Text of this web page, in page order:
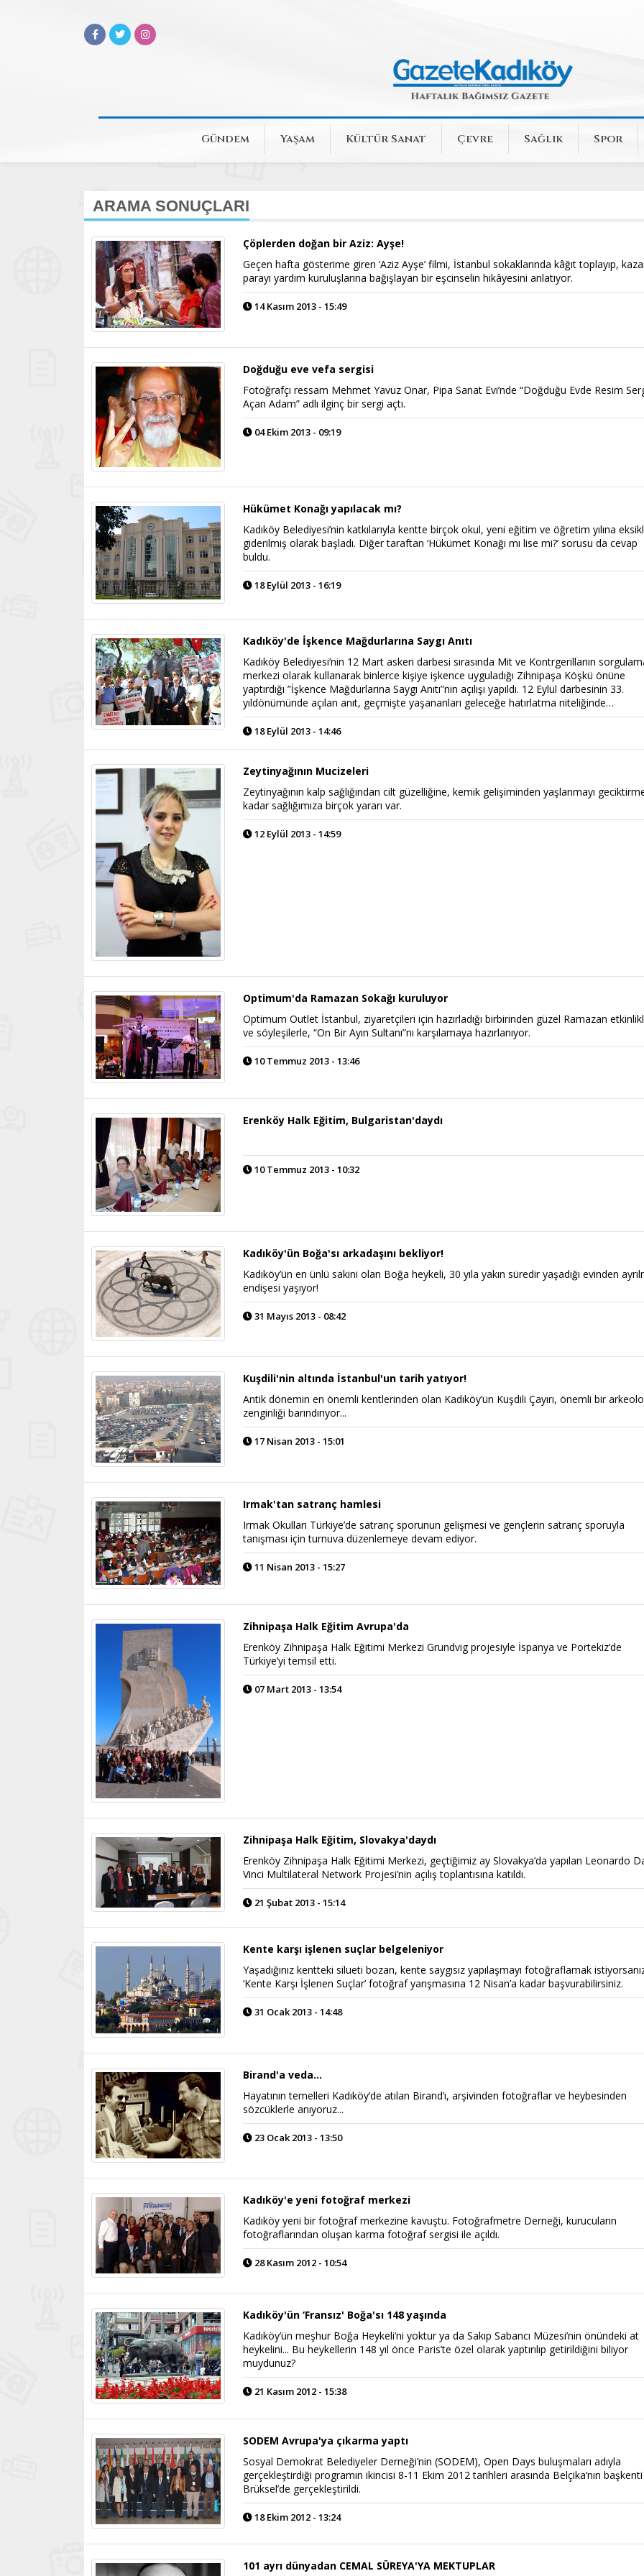
Gündem Yaşam Kültür Sanat Çevre Sağlık Spor
ARAMA SONUÇLARI
Çöplerden doğan bir Aziz: Ayşe!
Geçen hafta gösterime giren ‘Aziz Ayşe’ filmi, İstanbul sokaklarında kâğıt toplayıp,
parayı yardım kuruluşlarına bağışlayan bir eşcinselin hikâyesini anlatıyor.
14 Kasım 2013 - 15:49
Doğduğu eve vefa sergisi
Fotoğrafçı ressam Mehmet Yavuz Onar, Pipa Sanat Evi’nde “Doğduğu Evde Resim
Açan Adam” adlı ilginç bir sergi açtı.
04 Ekim 2013 - 09:19
Hükümet Konağı yapılacak mı?
Kadıköy Belediyesi’nin katkılarıyla kentte birçok okul, yeni eğitim ve öğretim yılına
giderilmiş olarak başladı. Diğer taraftan ‘Hükümet Konağı mı lise mi?’ sorusu da cevap
buldu.
18 Eylül 2013 - 16:19
Kadıköy'de İşkence Mağdurlarına Saygı Anıtı
Kadıköy Belediyesi’nin 12 Mart askeri darbesi sırasında Mit ve Kontrgerillanın
merkezi olarak kullanarak binlerce kişiye işkence uyguladığı Zihnipaşa Köşkü önüne
yaptırdığı ”İşkence Mağdurlarına Saygı Anıtı”nın açılışı yapıldı. 12 Eylül darbesinin 33.
yıldönümünde açılan anıt, geçmişte yaşananları geleceğe hatırlatma niteliğinde…
18 Eylül 2013 - 14:46
Zeytinyağının Mucizeleri
Zeytinyağının kalp sağlığından cilt güzelliğine, kemik gelişiminden yaşlanmayı
kadar sağlığımıza birçok yararı var.
12 Eylül 2013 - 14:59
Optimum'da Ramazan Sokağı kuruluyor
Optimum Outlet İstanbul, ziyaretçileri için hazırladığı birbirinden güzel Ramazan
ve söyleşilerle, “On Bir Ayın Sultanı”nı karşılamaya hazırlanıyor.
10 Temmuz 2013 - 13:46
Erenköy Halk Eğitim, Bulgaristan'daydı
10 Temmuz 2013 - 10:32
Kadıköy'ün Boğa'sı arkadaşını bekliyor!
Kadıköy’ün en ünlü sakini olan Boğa heykeli, 30 yıla yakın süredir yaşadığı evinden
endişesi yaşıyor!
31 Mayıs 2013 - 08:42
Kuşdili'nin altında İstanbul'un tarih yatıyor!
Antik dönemin en önemli kentlerinden olan Kadıköy’ün Kuşdili Çayırı, önemli bir
zenginliği barındırıyor...
17 Nisan 2013 - 15:01
Irmak'tan satranç hamlesi
Irmak Okulları Türkiye’de satranç sporunun gelişmesi ve gençlerin satranç sporuyla
tanışması için turnuva düzenlemeye devam ediyor.
11 Nisan 2013 - 15:27
Zihnipaşa Halk Eğitim Avrupa'da
Erenköy Zihnipaşa Halk Eğitimi Merkezi Grundvig projesiyle İspanya ve Portekiz’de
Türkiye’yi temsil etti.
07 Mart 2013 - 13:54
Zihnipaşa Halk Eğitim, Slovakya'daydı
Erenköy Zihnipaşa Halk Eğitimi Merkezi, geçtiğimiz ay Slovakya’da yapılan Leonardo
Vinci Multilateral Network Projesi’nin açılış toplantısına katıldı.
21 Şubat 2013 - 15:14
Kente karşı işlenen suçlar belgeleniyor
Yaşadığınız kentteki silueti bozan, kente saygısız yapılaşmayı fotoğraflamak
‘Kente Karşı İşlenen Suçlar’ fotoğraf yarışmasına 12 Nisan’a kadar başvurabilirsiniz.
31 Ocak 2013 - 14:48
Birand'a veda...
Hayatının temelleri Kadıköy’de atılan Birand’ı, arşivinden fotoğraflar ve heybesinden
sözcüklerle anıyoruz...
23 Ocak 2013 - 13:50
Kadıköy'e yeni fotoğraf merkezi
Kadıköy yeni bir fotoğraf merkezine kavuştu. Fotoğrafmetre Derneği, kurucuların
fotoğraflarından oluşan karma fotoğraf sergisi ile açıldı.
28 Kasım 2012 - 10:54
Kadıköy'ün ‘Fransız' Boğa'sı 148 yaşında
Kadıköy’ün meşhur Boğa Heykeli’ni yoktur ya da Sakıp Sabancı Müzesi’nin önündeki at
heykelini... Bu heykellerin 148 yıl önce Paris’te özel olarak yaptırılıp getirildiğini biliyor
muydunuz?
21 Kasım 2012 - 15:38
SODEM Avrupa'ya çıkarma yaptı
Sosyal Demokrat Belediyeler Derneği’nin (SODEM), Open Days buluşmaları adıyla
gerçekleştirdiği programın ikincisi 8-11 Ekim 2012 tarihleri arasında Belçika’nın başkenti
Brüksel’de gerçekleştirildi.
18 Ekim 2012 - 13:24
101 ayrı dünyadan CEMAL SÜREYA'YA MEKTUPLAR